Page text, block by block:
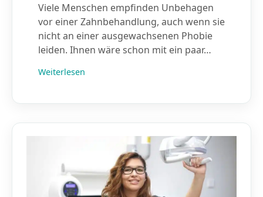
Viele Menschen empfinden Unbehagen
vor einer Zahnbehandlung, auch wenn sie
nicht an einer ausgewachsenen Phobie
leiden. Ihnen wäre schon mit ein paar…
Weiterlesen